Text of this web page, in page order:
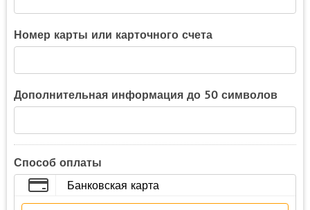
Номер карты или карточного счета
Дополнительная информация до 50 символов
Способ оплаты
Банковская карта